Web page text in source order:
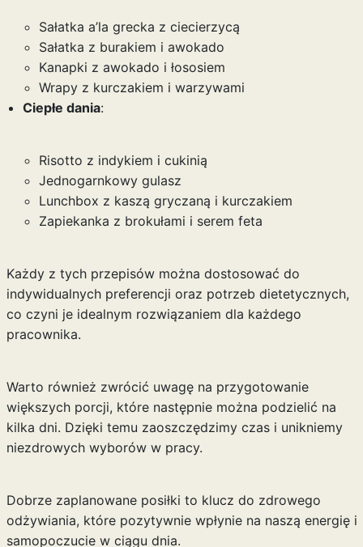
Sałatka a’la grecka z ciecierzycą
Sałatka z burakiem i awokado
Kanapki z awokado i łososiem
Wrapy z kurczakiem i warzywami
Ciepłe dania:
Risotto z indykiem i cukinią
Jednogarnkowy gulasz
Lunchbox z kaszą gryczaną i kurczakiem
Zapiekanka z brokułami i serem feta
Każdy z tych przepisów można dostosować do
indywidualnych preferencji oraz potrzeb dietetycznych,
co czyni je idealnym rozwiązaniem dla każdego
pracownika.
Warto również zwrócić uwagę na przygotowanie
większych porcji, które następnie można podzielić na
kilka dni. Dzięki temu zaoszczędzimy czas i unikniemy
niezdrowych wyborów w pracy.
Dobrze zaplanowane posiłki to klucz do zdrowego
odżywiania, które pozytywnie wpłynie na naszą energię i
samopoczucie w ciągu dnia.